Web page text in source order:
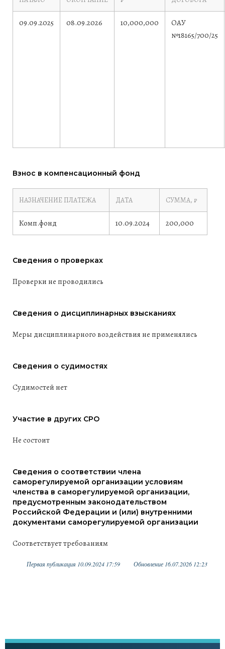
09.09.2025 08.09.2026 10,000,000
ОАУ
№18165/700/25
Взнос в компенсационный фонд
НАЗНАЧЕНИЕ ПЛАТЕЖА ДАТА СУММА, ₽
Комп.фонд 10.09.2024 200,000
Сведения о проверках
Проверки не проводились
Сведения о дисциплинарных взысканиях
Меры дисциплинарного воздействия не применялись
Сведения о судимостях
Судимостей нет
Участие в других СРО
Не состоит
Сведения о соответствии члена
саморегулируемой организации условиям
членства в саморегулируемой организации,
предусмотренным законодательством
Российской Федерации и (или) внутренними
документами саморегулируемой организации
Соответствует требованиям
Первая публикация 10.09.2024 17:59 Обновление 16.07.2026 12:23